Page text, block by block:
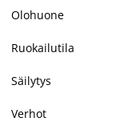
Olohuone
Ruokailutila
Säilytys
Verhot